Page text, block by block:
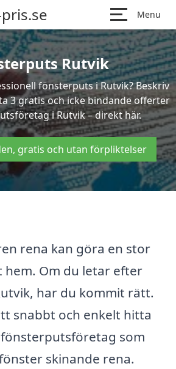
Menu
Rutvik
fönsterputs i Rutvik? Beskriv
3 gratis och icke bindande offerter
i Rutvik – direkt här.
gratis och utan förpliktelser
rena kan göra en stor
hem. Om du letar efter
har du kommit rätt.
snabbt och enkelt hitta
som
skinande rena.